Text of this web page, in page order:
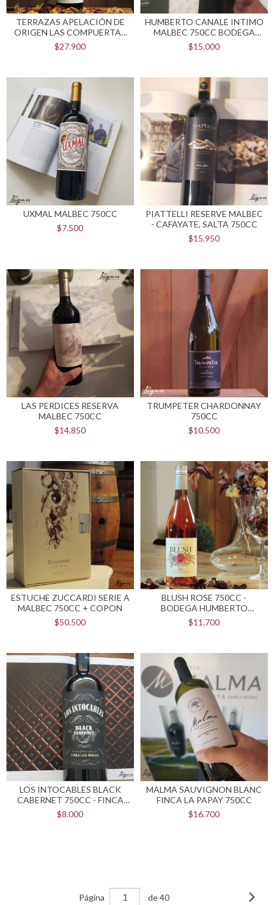
TERRAZAS APELACIÓN DE
ORIGEN LAS COMPUERTAS
MALBEC - 750CC
$27.900
HUMBERTO CANALE INTIMO
MALBEC 750CC BODEGA
HUMBERTO CANALE
$15.000
UXMAL MALBEC 750CC
$7.500
PIATTELLI RESERVE MALBEC
- CAFAYATE, SALTA 750CC
$15.950
LAS PERDICES RESERVA
MALBEC 750CC
$14.850
TRUMPETER CHARDONNAY
750CC
$10.500
ESTUCHE ZUCCARDI SERIE A
MALBEC 750CC + COPON
$50.500
BLUSH ROSE 750CC -
BODEGA HUMBERTO
CANALE
$11.700
LOS INTOCABLES BLACK
CABERNET 750CC - FINCA
LAS MORAS WINES
$8.000
MALMA SAUVIGNON BLANC
FINCA LA PAPAY 750CC
$16.700
Página de 40